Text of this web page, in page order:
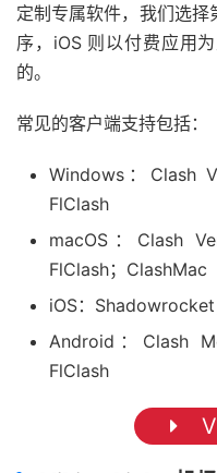
定制专属软件，我们选
序，iOS 则以付费应用
的。
常见的客户端支持包括：
Windows：Clash
FlClash
macOS：Clash
FlClash；ClashMac
iOS：
Android：Clash
FlClash